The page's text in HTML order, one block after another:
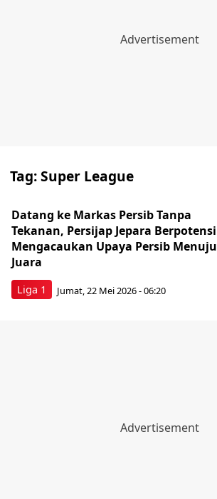
Tag:Super League
Liga 1
Datang ke Markas Persib Tanpa
Tekanan, Persijap Jepara Berpotensi
Mengacaukan Upaya Persib Menuju
Juara
Jumat, 22 Mei 2026 - 06:20